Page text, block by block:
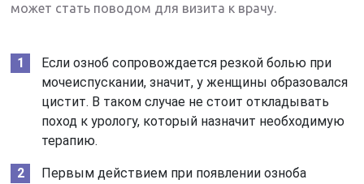
может стать поводом для визита к врачу.
Если озноб сопровождается резкой болью при
мочеиспускании, значит, у женщины образовался
цистит. В таком случае не стоит откладывать
поход к урологу, который назначит необходимую
терапию.
Первым действием при появлении озноба